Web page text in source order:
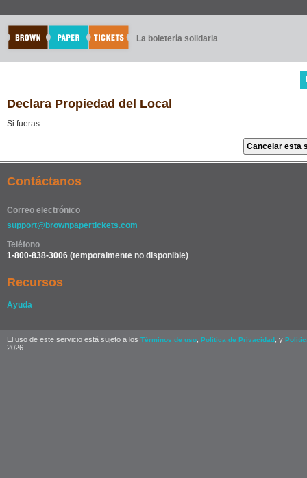
La boletería solidaria
Declara Propiedad del Local
Si fueras
Contáctanos
Correo electrónico
support@brownpapertickets.com
Teléfono
1-800-838-3006 (temporalmente no disponible)
Recursos
Ayuda
El uso de este servicio está sujeto a los Términos de uso Política de Privacidad , y
2026